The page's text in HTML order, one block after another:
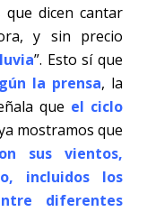
que dicen cantar
y sin precio
”. Esto sí que
la prensa, la
que el ciclo
mostramos que
sus vientos,
incluidos los
diferentes